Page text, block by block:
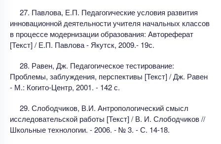
27. Павлова, Е.П. Педагогические условия развития
инновационной деятельности учителя начальных классов
в процессе модернизации образования: Автореферат
[Текст] / Е.П. Павлова - Якутск, 2009.- 19с.
28. Равен, Дж. Педагогическое тестирование:
Проблемы, заблуждения, перспективы [Текст] / Дж. Равен
- М.: Когито-Центр, 2001. - 142 с.
29. Слободчиков, В.И. Антропологический смысл
исследовательской работы [Текст] / В. И. Слободчиков //
Школьные технологии. - 2006. - № 3. - С. 14-18.